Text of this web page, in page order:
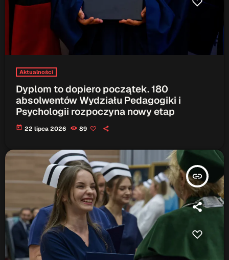
Aktualności
Dyplom to dopiero początek. 180
absolwentów Wydziału Pedagogiki i
Psychologii rozpoczyna nowy etap
today 22 lipca 2026 89
insert_link